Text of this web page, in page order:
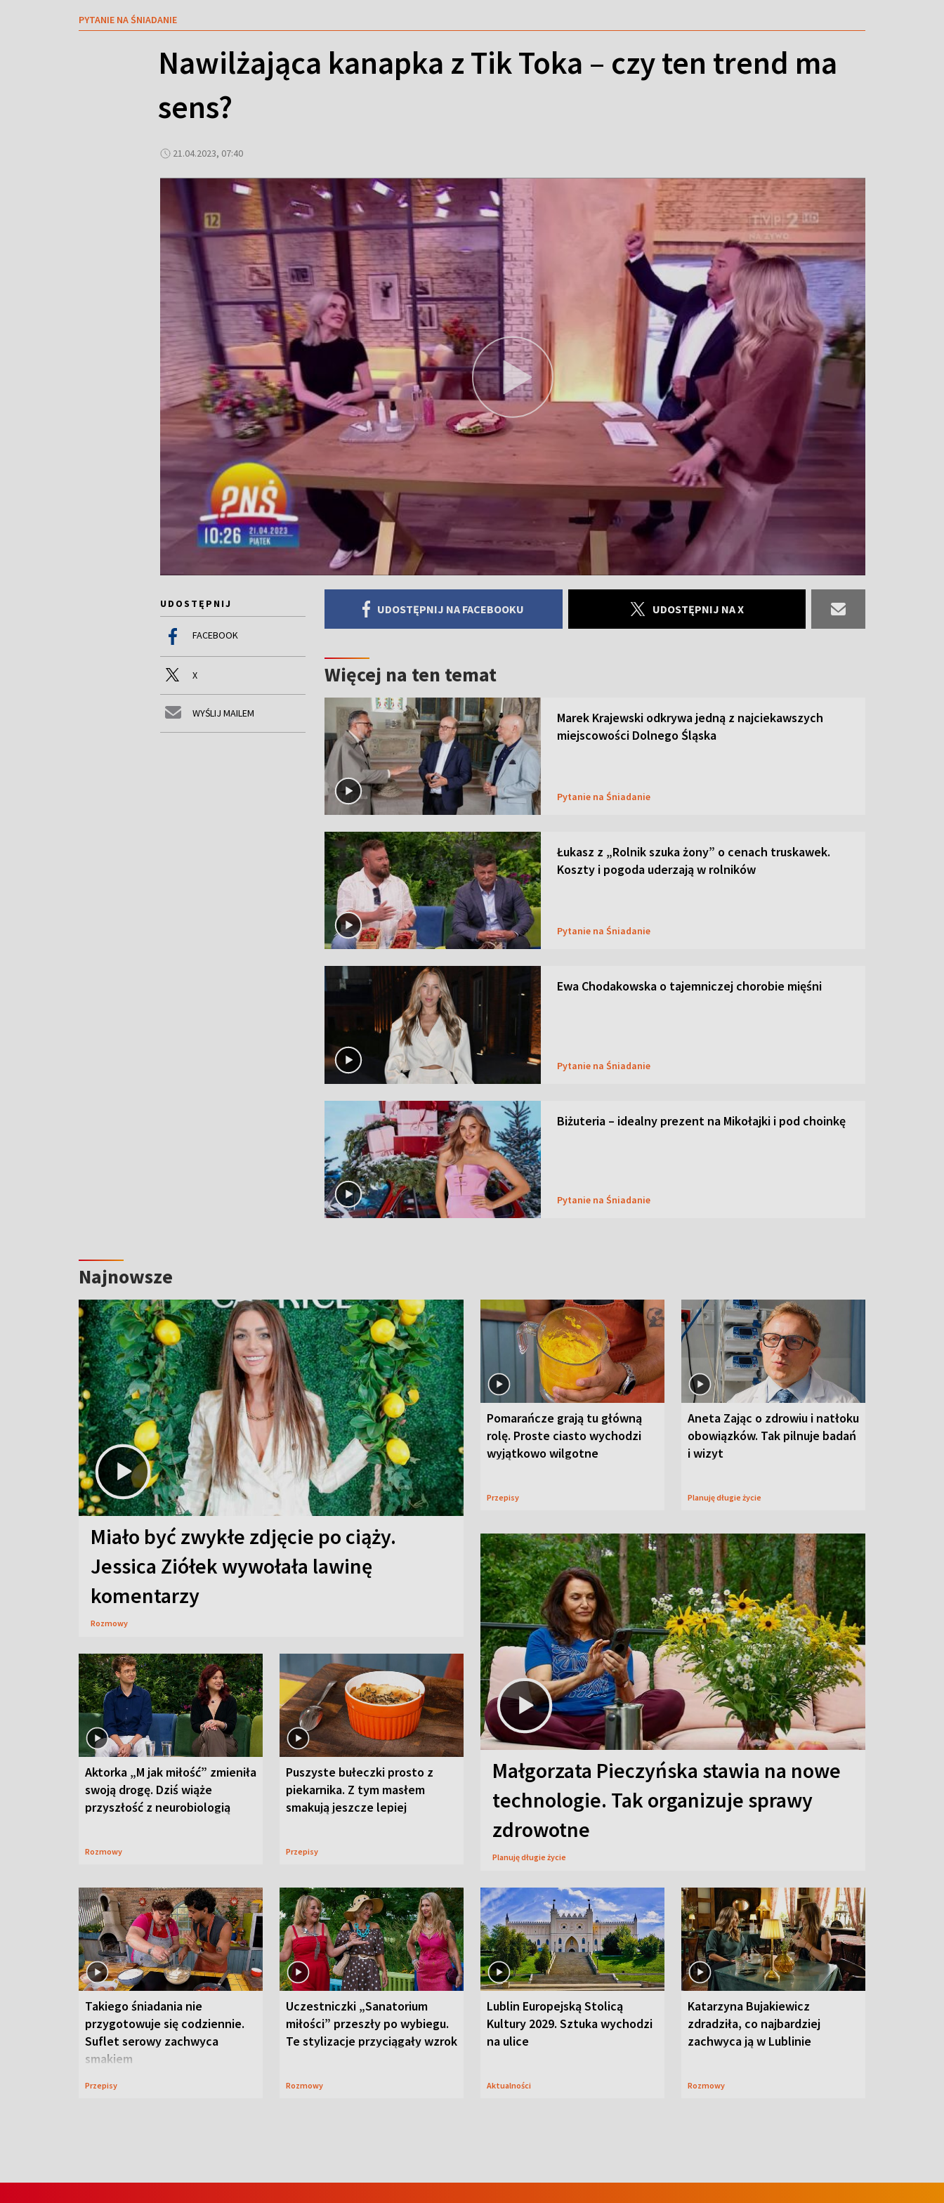
PYTANIE NA ŚNIADANIE
Nawilżająca kanapka z Tik Toka – czy ten trend ma
sens?
21.04.2023, 07:40
UDOSTĘPNIJ
FACEBOOK
X
WYŚLIJ MAILEM
UDOSTĘPNIJ NA FACEBOOKU UDOSTĘPNIJ NA X
Więcej na ten temat
Marek Krajewski odkrywa jedną z najciekawszych
miejscowości Dolnego Śląska
Pytanie na Śniadanie
Łukasz z „Rolnik szuka żony” o cenach truskawek.
Koszty i pogoda uderzają w rolników
Pytanie na Śniadanie
Ewa Chodakowska o tajemniczej chorobie mięśni
Pytanie na Śniadanie
Biżuteria – idealny prezent na Mikołajki i pod choinkę
Pytanie na Śniadanie
Najnowsze
Miało być zwykłe zdjęcie po ciąży.
Jessica Ziółek wywołała lawinę
komentarzy
Rozmowy
Pomarańcze grają tu główną
rolę. Proste ciasto wychodzi
wyjątkowo wilgotne
Przepisy
Aneta Zając o zdrowiu i natłoku
obowiązków. Tak pilnuje badań
i wizyt
Planuję długie życie
Aktorka „M jak miłość” zmieniła
swoją drogę. Dziś wiąże
przyszłość z neurobiologią
Rozmowy
Puszyste bułeczki prosto z
piekarnika. Z tym masłem
smakują jeszcze lepiej
Przepisy
Małgorzata Pieczyńska stawia na nowe
technologie. Tak organizuje sprawy
zdrowotne
Planuję długie życie
Takiego śniadania nie
przygotowuje się codziennie.
Suflet serowy zachwyca
smakiem
Przepisy
Uczestniczki „Sanatorium
miłości” przeszły po wybiegu.
Te stylizacje przyciągały wzrok
Rozmowy
Lublin Europejską Stolicą
Kultury 2029. Sztuka wychodzi
na ulice
Aktualności
Katarzyna Bujakiewicz
zdradziła, co najbardziej
zachwyca ją w Lublinie
Rozmowy